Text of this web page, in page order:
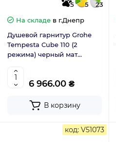
5 5
23
На складе в г.Днепр
Душевой гарнитур Grohe
Tempesta Cube 110 (2
режима) черный мат
6 966.00 ₴
В корзину
код: V51073